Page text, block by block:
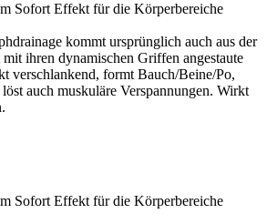
Sofort Effekt für die Körperbereiche
kommt ursprünglich auch aus der
ihren dynamischen Griffen angestaute
verschlankend, formt Bauch/Beine/Po,
auch muskuläre Verspannungen. Wirkt
Sofort Effekt für die Körperbereiche